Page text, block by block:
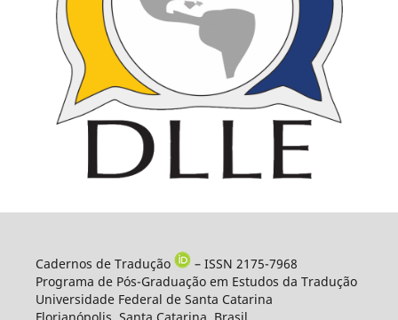
Cadernos de Tradução
– ISSN 2175-7968
Programa de Pós-Graduação em Estudos da Tradução
Universidade Federal de Santa Catarina